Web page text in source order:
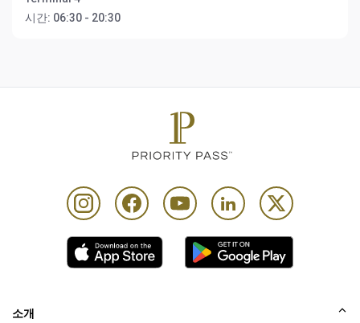
시간: 06:30 - 20:30
소개